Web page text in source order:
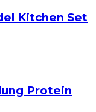
Kitchen Set
Protein